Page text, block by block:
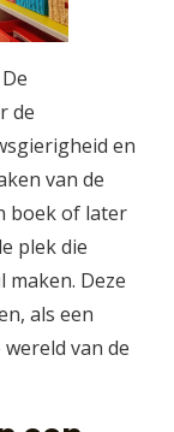
de
en
van de
boek of later
plek die
Deze
als een
van de